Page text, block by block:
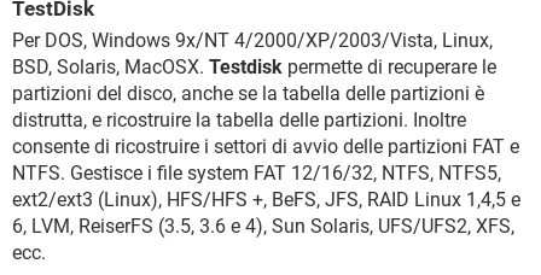
TestDisk
Per DOS, Windows 9x/NT 4/2000/XP/2003/Vista, Linux,
BSD, Solaris, MacOSX. Testdisk permette di recuperare le
partizioni del disco, anche se la tabella delle partizioni è
distrutta, e ricostruire la tabella delle partizioni. Inoltre
consente di ricostruire i settori di avvio delle partizioni FAT e
NTFS. Gestisce i file system FAT 12/16/32, NTFS, NTFS5,
ext2/ext3 (Linux), HFS/HFS +, BeFS, JFS, RAID Linux 1,4,5 e
6, LVM, ReiserFS (3.5, 3.6 e 4), Sun Solaris, UFS/UFS2, XFS,
ecc.